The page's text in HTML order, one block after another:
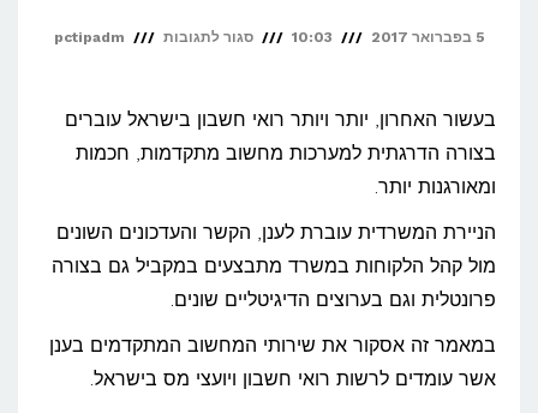
5 בפברואר 2017 10:03 סגור לתגובות על
מחשוב
לרואי
pctipadm
בעשור האחרון, יותר ויותר רואי חשבון בישראל עוברים
בצורה הדרגתית למערכות מחשוב מתקדמות, חכמות
ומאורגנות יותר.
הניירת המשרדית עוברת לענן, הקשר והעדכונים השונים
מול קהל הלקוחות במשרד מתבצעים במקביל גם בצורה
פרונטלית וגם בערוצים הדיגיטליים שונים.
במאמר זה אסקור את שירותי המחשוב המתקדמים בענן
אשר עומדים לרשות רואי חשבון ויועצי מס בישראל.